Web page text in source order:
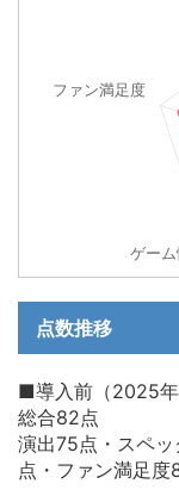
点数推移
■導入前（2025年
総合82点
演出75点・スペ
点・ファン満足度